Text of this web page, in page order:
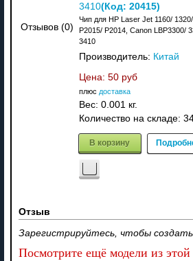
Отзывов (0)
3410(Код: 20415)
Чип для HP Laser Jet 1160/
P2015/ P2014, Canon LBP3300/
3410
Производитель: Китай
Цена: 50 руб
плюс доставка
Вес: 0.001 кг.
Количество на складе:
В корзину
Отзыв
Зарегистрируйтесь, чтобы
Посмотрите ещё модели из этой